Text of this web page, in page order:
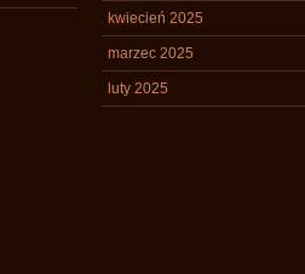
kwiecień 2025
marzec 2025
luty 2025